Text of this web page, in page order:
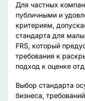
Для частных
публичными и
критериям,
стандарта для
FRS, который
требования к
подход к оценке
Выбор стандарта
бизнеса,